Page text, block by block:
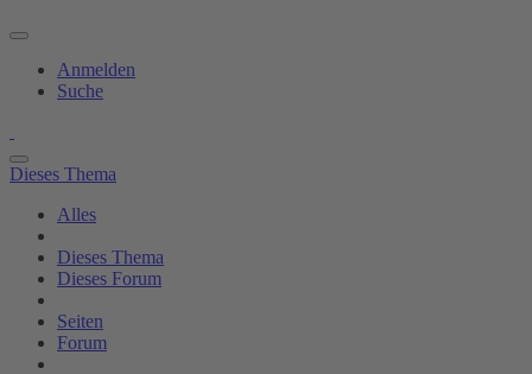
Anmelden
Suche
Dieses Thema
Alles
Dieses Thema
Dieses Forum
Seiten
Forum